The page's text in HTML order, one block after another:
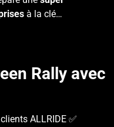
à la clé…
Rally avec
ALLRIDE ✅